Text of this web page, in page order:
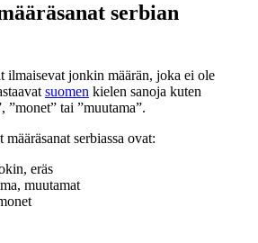
serbian
ilmaisevat jonkin määrän, joka ei ole
suomen kielen sanoja kuten
”monet” tai ”muutama”.
serbiassa ovat:
eräs
muutamat